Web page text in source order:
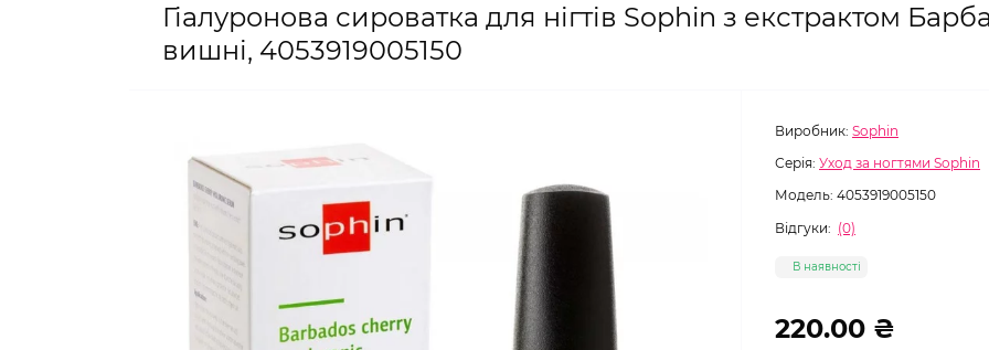
Гіалуронова сироватка для нігтів Sophin з екстрактом
вишні, 4053919005150
Виробник: Sophin
Серія: Уход за ногтями Sophin
Модель: 4053919005150
Відгуки: (0)
В наявності
220.00 ₴